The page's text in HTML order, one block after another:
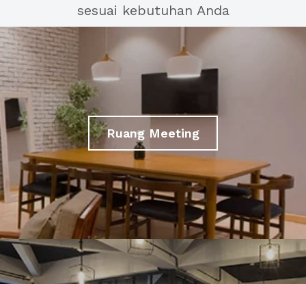
sesuai kebutuhan Anda
Ruang Meeting